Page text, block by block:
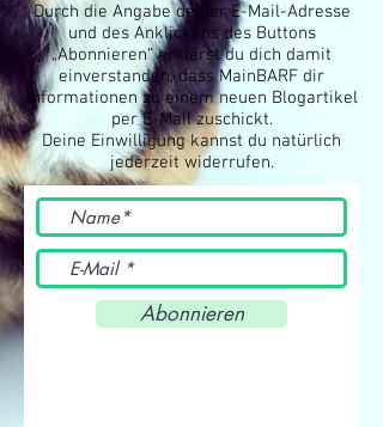
Durch die Angabe deiner E-Mail-Adresse
und des Anklickens des Buttons
„Abonnieren“ erklärst du dich damit
einverstanden, dass MainBARF dir
Informationen zu einem neuen Blogartikel
per E-Mail zuschickt.
Deine Einwilligung kannst du natürlich
jederzeit widerrufen.
Abonnieren